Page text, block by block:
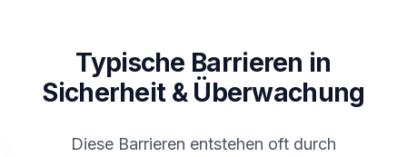
Typische Barrieren in
Sicherheit & Überwachung
Diese Barrieren entstehen oft durch